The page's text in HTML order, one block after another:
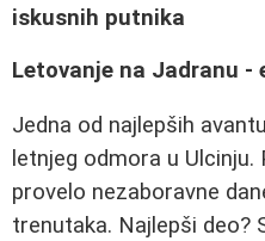
iskusnih putnika
Letovanje na Jadranu
Jedna od najlepših
letnjeg odmora u
provelo nezaboravne
trenutaka. Najlepši deo?